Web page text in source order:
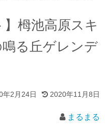
】栂池高原スキ
る丘ゲレンデ
年2月24日 2020年11月8日
まるまる